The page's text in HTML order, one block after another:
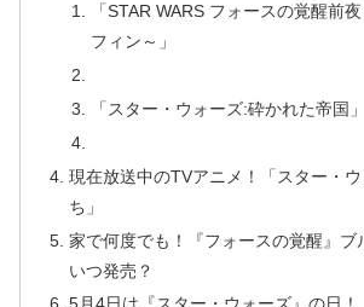
「STAR WARS フォースの覚醒前
フィン～」
「スター・ウォーズ:砕かれた帝国」
現在放送中のTVアニメ！「スター・
ち」
家で何度でも！『フォースの覚醒』ブ
いつ発売？